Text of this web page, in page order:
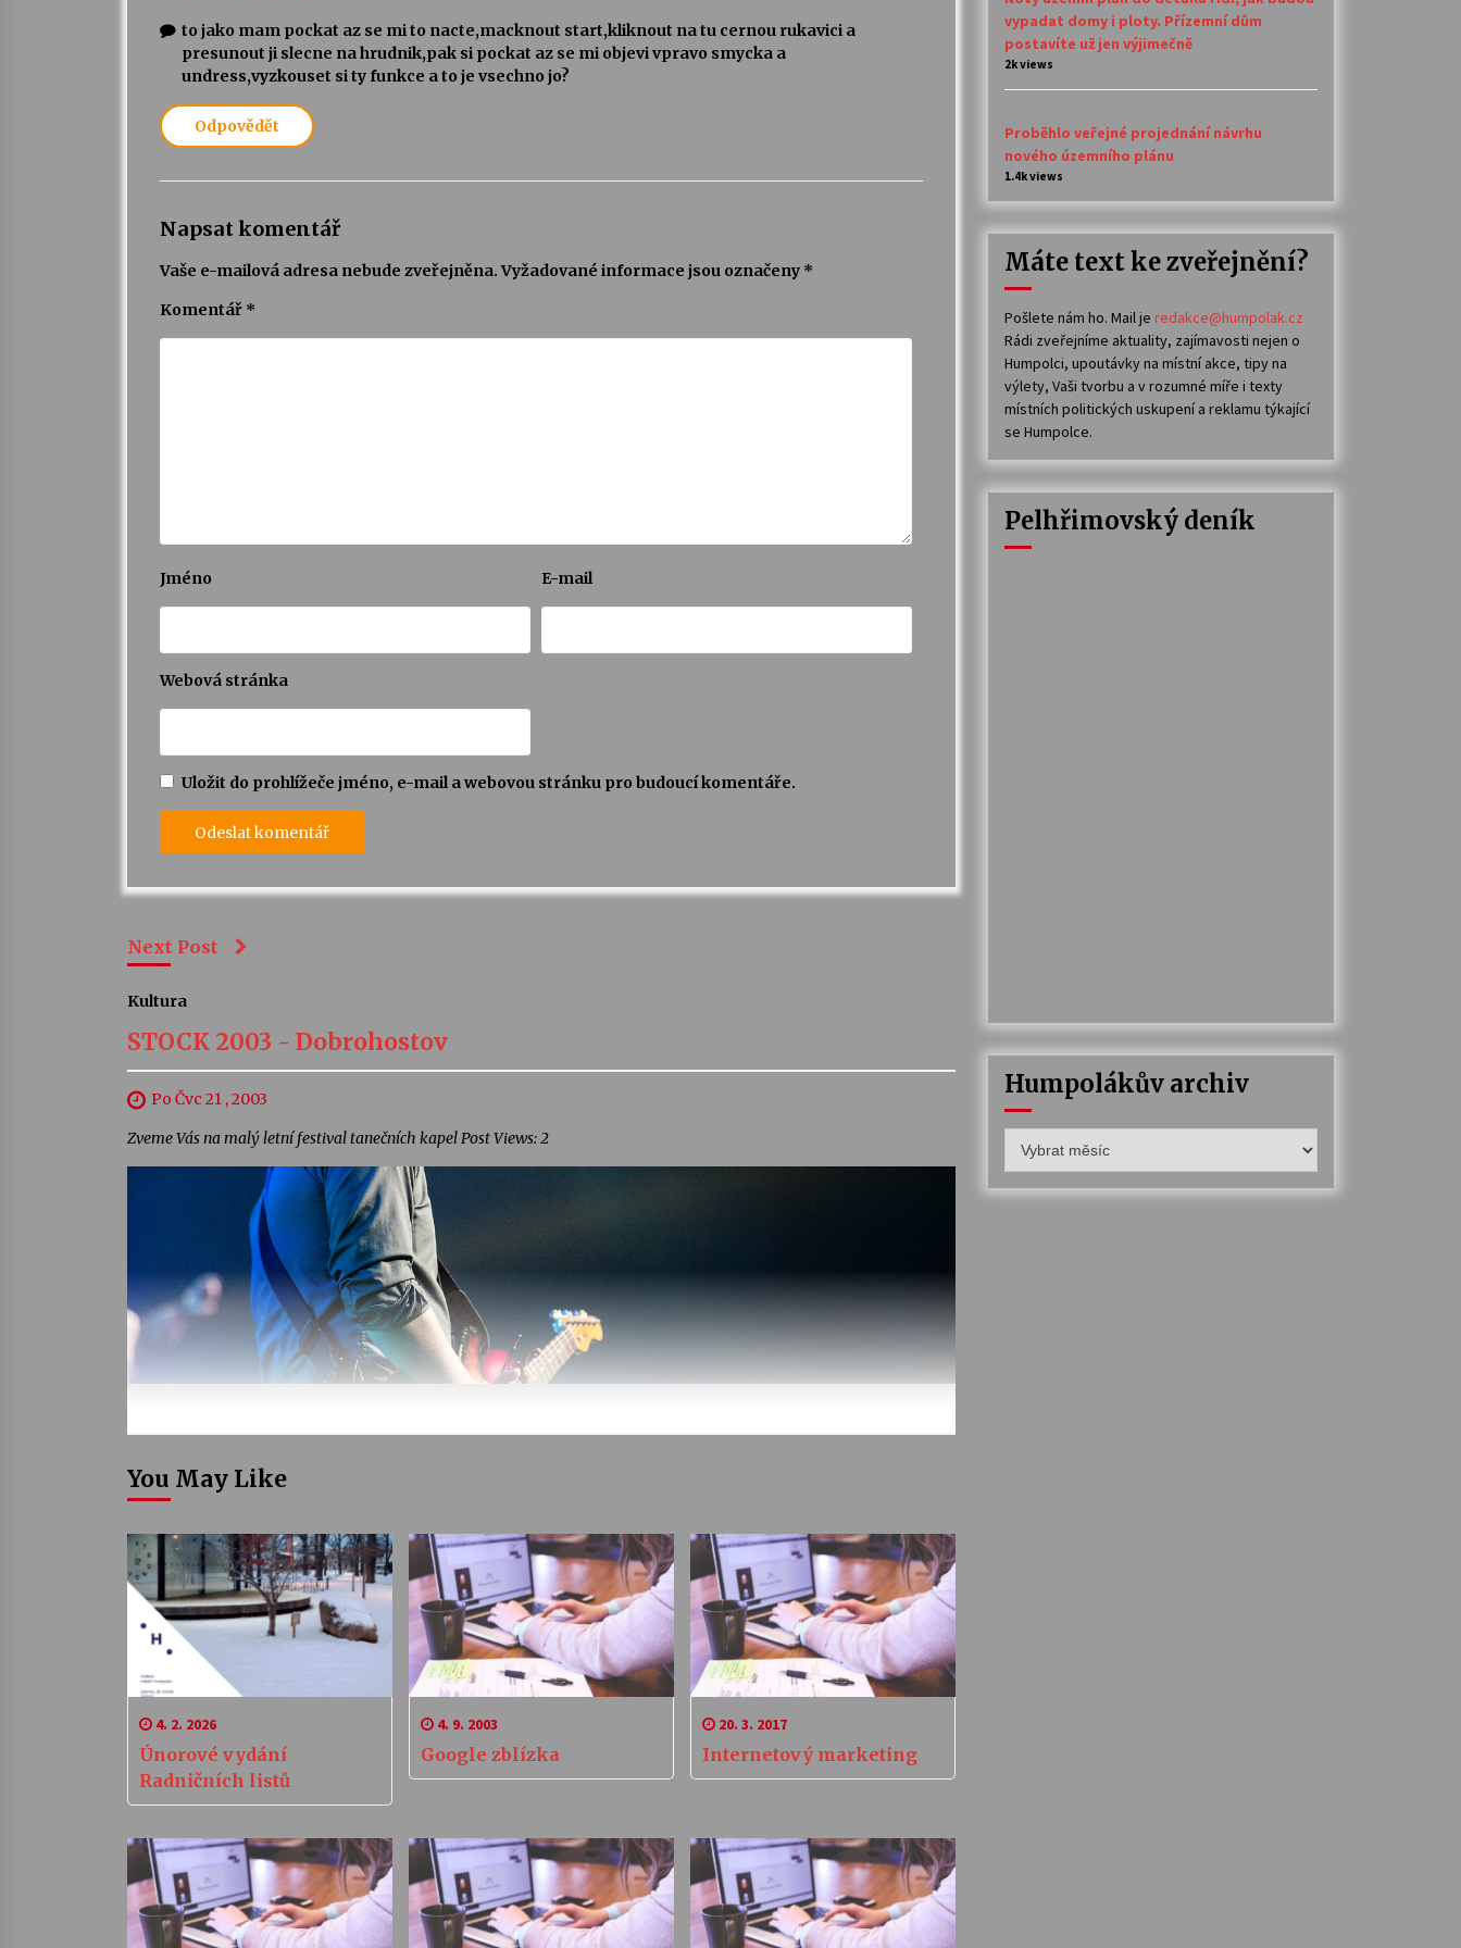
to jako mam pockat az se mi to nacte,macknout start,kliknout na tu cernou rukavici a
presunout ji slecne na hrudnik,pak si pockat az se mi objevi vpravo smycka a
undress,vyzkouset si ty funkce a to je vsechno jo?
Odpovědět
Napsat komentář
Vaše e-mailová adresa nebude zveřejněna. Vyžadované informace jsou označeny *
Komentář *
Jméno E-mail
Webová stránka
Uložit do prohlížeče jméno, e-mail a webovou stránku pro budoucí komentáře.
Next Post
Kultura
STOCK 2003 - Dobrohostov
Po Čvc 21 , 2003
Zveme Vás na malý letní festival tanečních kapel Post Views: 2
You May Like
4. 2. 2026
Únorové vydání
Radničních listů
4. 9. 2003
Google zblízka
20. 3. 2017
Internetový marketing
vypadat domy i ploty. Přízemní dům
postavíte už jen výjimečně
2k views
Proběhlo veřejné projednání návrhu
nového územního plánu
1.4k views
Máte text ke zveřejnění?
Pošlete nám ho. Mail je redakce@humpolak.cz
Rádi zveřejníme aktuality, zajímavosti nejen o
Humpolci, upoutávky na místní akce, tipy na
výlety, Vaši tvorbu a v rozumné míře i texty
místních politických uskupení a reklamu týkající
se Humpolce.
Pelhřimovský deník
Humpolákův archiv
archiv